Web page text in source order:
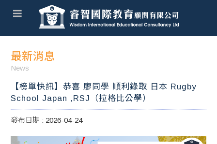
最新消息
News
【榜單快訊】恭喜 廖同學 順利錄取 日本 Rugby
School Japan ,RSJ（拉格比公學）
發布日期 : 2026-04-24